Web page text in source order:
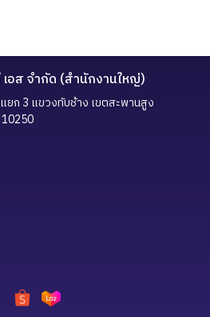
อส จำกัด (สำนักงานใหญ่)
ยก 3 แขวงทับช้าง เขตสะพานสูง